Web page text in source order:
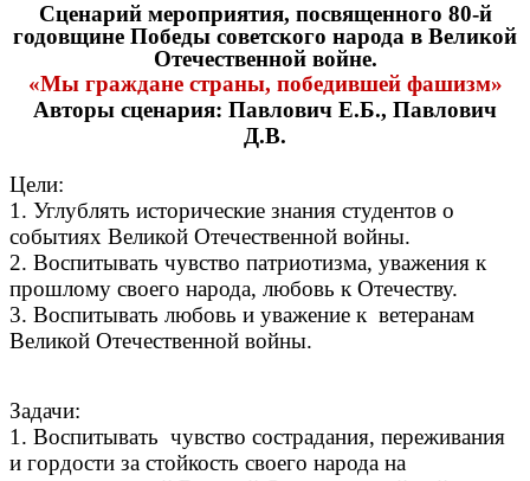
Сценарий мероприятия, посвященного 80-й
годовщине Победы советского народа в Великой
Отечественной войне.
«Мы граждане страны, победившей фашизм»
Авторы сценария: Павлович Е.Б., Павлович
Д.В.
Цели:
1. Углублять исторические знания студентов о
событиях Великой Отечественной войны.
2. Воспитывать чувство патриотизма, уважения к
прошлому своего народа, любовь к Отечеству.
3. Воспитывать любовь и уважение к ветеранам
Великой Отечественной войны.
Задачи:
1. Воспитывать чувство сострадания, переживания
и гордости за стойкость своего народа на